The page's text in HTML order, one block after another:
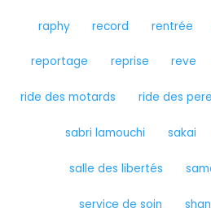
raphy record rentrée
reportage reprise reve
ride des motards ride des
sabri lamouchi sakai
salle des libertés
service de soin